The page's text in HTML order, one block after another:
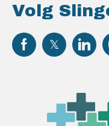
Volg